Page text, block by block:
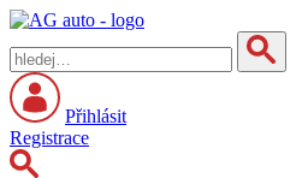
Přihlásit
Registrace